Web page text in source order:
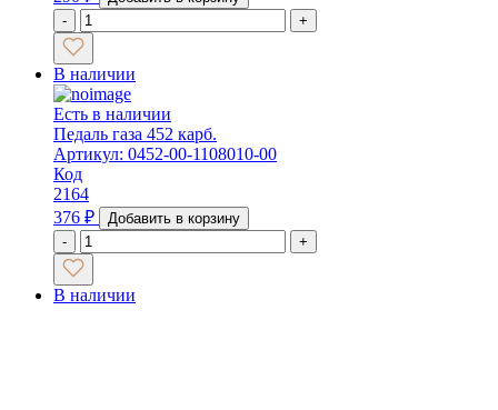
-
+
В наличии
Есть в наличии
Педаль газа 452 карб.
Артикул: 0452-00-1108010-00
Код
2164
376 ₽
Добавить в корзину
-
+
В наличии